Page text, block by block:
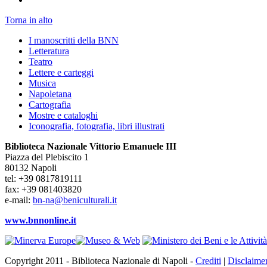
Torna in alto
I manoscritti della BNN
Letteratura
Teatro
Lettere e carteggi
Musica
Napoletana
Cartografia
Mostre e cataloghi
Iconografia, fotografia, libri illustrati
Biblioteca Nazionale Vittorio Emanuele III
Piazza del Plebiscito 1
80132 Napoli
tel: +39 0817819111
fax: +39 081403820
e-mail: bn-na@beniculturali.it
www.bnnonline.it
Copyright 2011 - Biblioteca Nazionale di Napoli - Crediti |